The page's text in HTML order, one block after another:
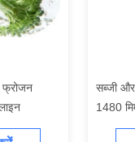
फ्रोजन
सब्जी
1480